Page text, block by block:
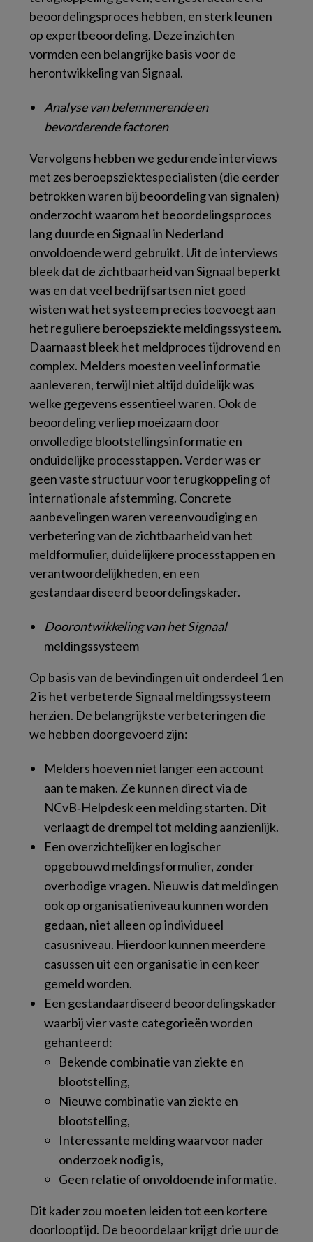
beoordelingsproces hebben, en sterk leunen
op expertbeoordeling. Deze inzichten
vormden een belangrijke basis voor de
herontwikkeling van Signaal.
Analyse van belemmerende en
bevorderende factoren
Vervolgens hebben we gedurende interviews
met zes beroepsziektespecialisten (die eerder
betrokken waren bij beoordeling van signalen)
onderzocht waarom het beoordelingsproces
lang duurde en Signaal in Nederland
onvoldoende werd gebruikt. Uit de interviews
bleek dat de zichtbaarheid van Signaal beperkt
was en dat veel bedrijfsartsen niet goed
wisten wat het systeem precies toevoegt aan
het reguliere beroepsziekte meldingssysteem.
Daarnaast bleek het meldproces tijdrovend en
complex. Melders moesten veel informatie
aanleveren, terwijl niet altijd duidelijk was
welke gegevens essentieel waren. Ook de
beoordeling verliep moeizaam door
onvolledige blootstellingsinformatie en
onduidelijke processtappen. Verder was er
geen vaste structuur voor terugkoppeling of
internationale afstemming. Concrete
aanbevelingen waren vereenvoudiging en
verbetering van de zichtbaarheid van het
meldformulier, duidelijkere processtappen en
verantwoordelijkheden, en een
gestandaardiseerd beoordelingskader.
Doorontwikkeling van het Signaal
meldingssysteem
Op basis van de bevindingen uit onderdeel 1 en
2 is het verbeterde Signaal meldingssysteem
herzien. De belangrijkste verbeteringen die
we hebben doorgevoerd zijn:
Melders hoeven niet langer een account
aan te maken. Ze kunnen direct via de
NCvB‑Helpdesk een melding starten. Dit
verlaagt de drempel tot melding aanzienlijk.
Een overzichtelijker en logischer
opgebouwd meldingsformulier, zonder
overbodige vragen. Nieuw is dat meldingen
ook op organisatieniveau kunnen worden
gedaan, niet alleen op individueel
casusniveau. Hierdoor kunnen meerdere
casussen uit een organisatie in een keer
gemeld worden.
Een gestandaardiseerd beoordelingskader
waarbij vier vaste categorieën worden
gehanteerd:
Bekende combinatie van ziekte en
blootstelling,
Nieuwe combinatie van ziekte en
blootstelling,
Interessante melding waarvoor nader
onderzoek nodig is,
Geen relatie of onvoldoende informatie.
Dit kader zou moeten leiden tot een kortere
doorlooptijd. De beoordelaar krijgt drie uur de